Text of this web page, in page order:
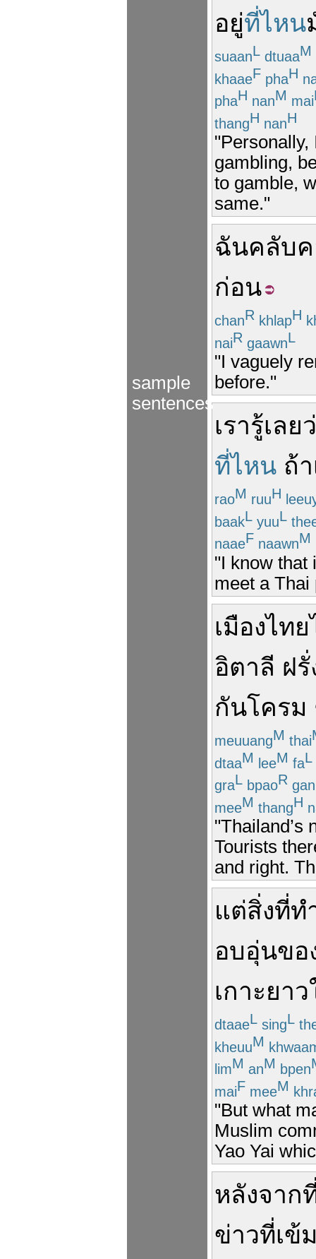
sample
sentences
อยู่ที่ไหน
suaanL dtuaaM
khaaeF phaH
phaH nanM mai
thangH nanH
"Personally,
gambling,
to gamble,
same."
ฉันคลับ
ก่อน
chanR khlapH
naiR gaawnL
"I vaguely
before."
เรารู้เลย
ที่ไหน ถ้า
raoM ruuH
baakL yuuL
naaeF naawnM
"I know that
meet a Thai
เมืองไทย
อิตาลี ฝรั่
กันโครม
meuuangM thai
dtaaM leeM faL
graL bpaoR gan
meeM thangH
"Thailand’s
Tourists
and right.
แต่สิ่งที่ท
อบอุ่นขอ
เกาะยา
dtaaeL singL
kheuuM
limM anM bpen
maiF meeM
"But what
Muslim
Yao Yai
หลังจาก
ข่าวที่เข้